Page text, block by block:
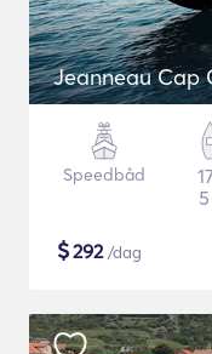
Jeanneau Cap
Speedbåd
$292/dag